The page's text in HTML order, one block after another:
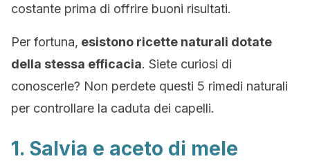
costante prima di offrire buoni risultati.
Per fortuna, esistono ricette naturali dotate
della stessa efficacia. Siete curiosi di
conoscerle? Non perdete questi 5 rimedi naturali
per controllare la caduta dei capelli.
1. Salvia e aceto di mele